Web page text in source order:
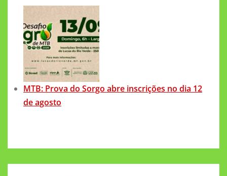
MTB: Prova do Sorgo abre inscrições no dia 12
de agosto